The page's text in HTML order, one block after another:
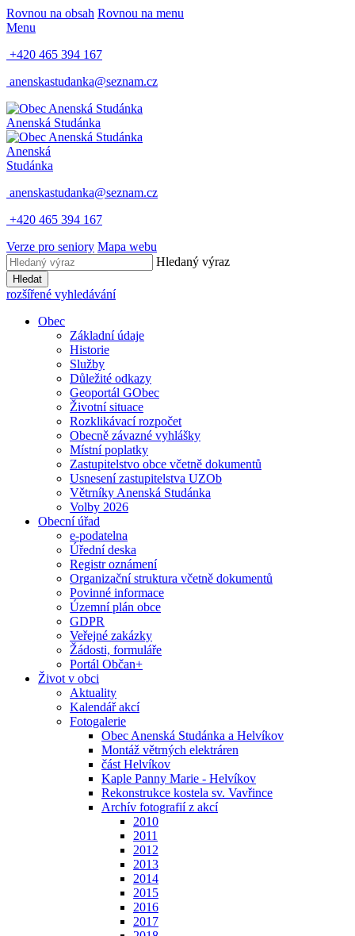
Rovnou na obsah Rovnou na menu
Menu
+420 465 394 167
anenskastudanka@seznam.cz
Anenská Studánka
Anenská
Studánka
anenskastudanka@seznam.cz
+420 465 394 167
Verze pro seniory Mapa webu
Hledaný výraz
Hledat
rozšířené vyhledávání
Obec
Základní údaje
Historie
Služby
Důležité odkazy
Geoportál GObec
Životní situace
Rozklikávací rozpočet
Obecně závazné vyhlášky
Místní poplatky
Zastupitelstvo obce včetně dokumentů
Usnesení zastupitelstva UZOb
Větrníky Anenská Studánka
Volby 2026
Obecní úřad
e-podatelna
Úřední deska
Registr oznámení
Organizační struktura včetně dokumentů
Povinné informace
Územní plán obce
GDPR
Veřejné zakázky
Žádosti, formuláře
Portál Občan+
Život v obci
Aktuality
Kalendář akcí
Fotogalerie
Obec Anenská Studánka a Helvíkov
Montáž větrných elektráren
část Helvíkov
Kaple Panny Marie - Helvíkov
Rekonstrukce kostela sv. Vavřince
Archív fotografií z akcí
2010
2011
2012
2013
2014
2015
2016
2017